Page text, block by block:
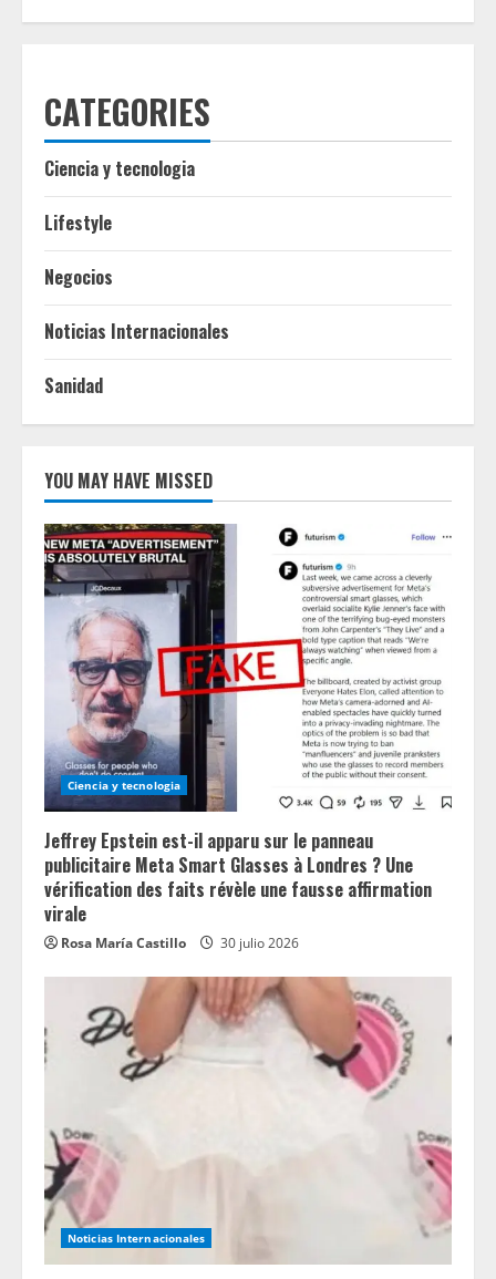
CATEGORIES
Ciencia y tecnologia
Lifestyle
Negocios
Noticias Internacionales
Sanidad
YOU MAY HAVE MISSED
Ciencia y tecnologia
Jeffrey Epstein est-il apparu sur le panneau
publicitaire Meta Smart Glasses à Londres ? Une
vérification des faits révèle une fausse affirmation
virale
Rosa María Castillo 30 julio 2026
Noticias Internacionales